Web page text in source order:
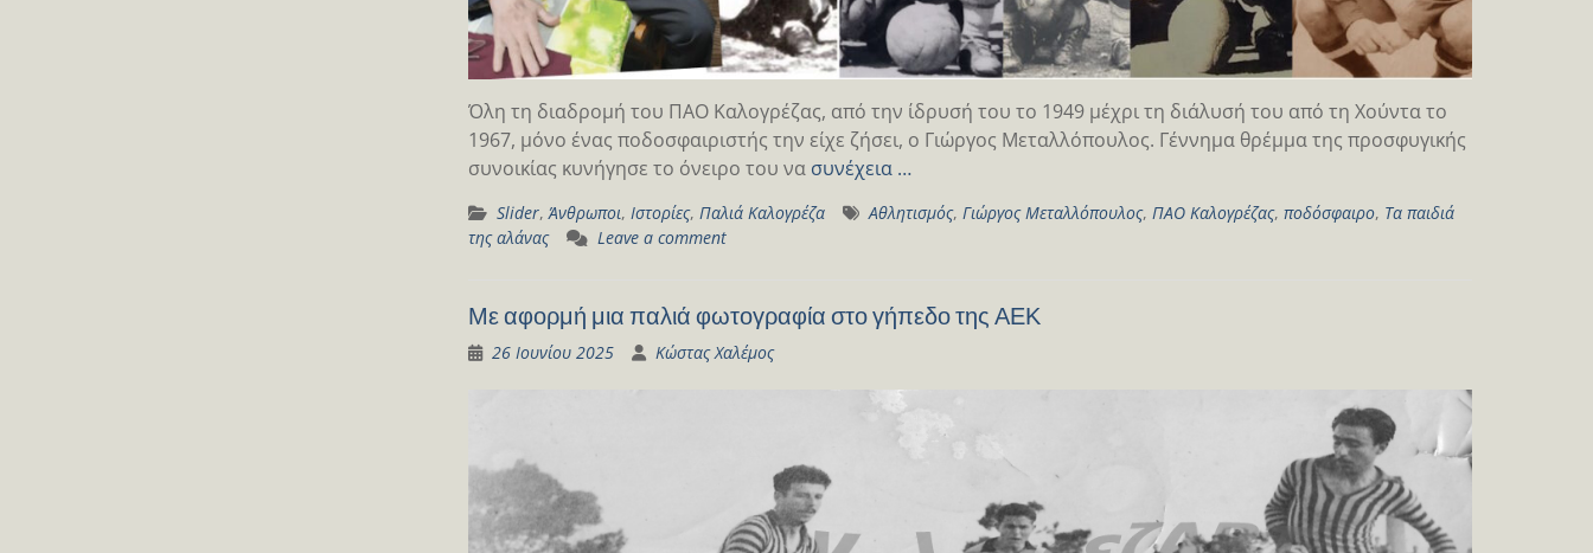
Όλη τη διαδρομή του ΠΑΟ Καλογρέζας, από την ίδρυσή του το 1949 μέχρι τη διάλυσή του από τη Χούντα το
1967, μόνο ένας ποδοσφαιριστής την είχε ζήσει, ο Γιώργος Μεταλλόπουλος. Γέννημα θρέμμα της προσφυγικής
συνοικίας κυνήγησε το όνειρο του να συνέχεια …
Slider,Άνθρωποι, Ιστορίες, Παλιά Καλογρέζα Αθλητισμός, Γιώργος Μεταλλόπουλος, ΠΑΟ Καλογρέζας, ποδόσφαιρο, Τα παιδιά
της αλάνας
Leave a comment
Με αφορμή μια παλιά φωτογραφία στο γήπεδο της ΑΕΚ
26 Ιουνίου 2025 Κώστας Χαλέμος